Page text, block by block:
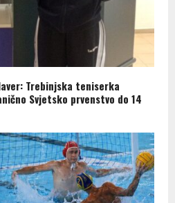
Trebinjska teniserka
Svjetsko prvenstvo do 14